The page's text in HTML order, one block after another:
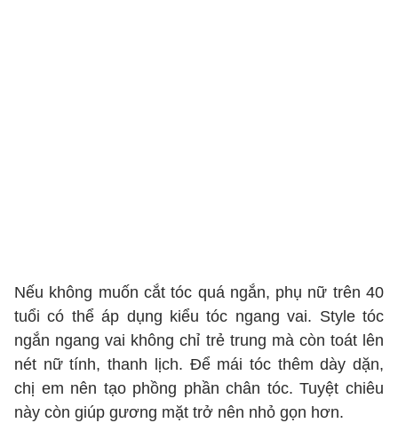
Nếu không muốn cắt tóc quá ngắn, phụ nữ trên 40
tuổi có thể áp dụng kiểu tóc ngang vai. Style tóc
ngắn ngang vai không chỉ trẻ trung mà còn toát lên
nét nữ tính, thanh lịch. Để mái tóc thêm dày dặn,
chị em nên tạo phồng phần chân tóc. Tuyệt chiêu
này còn giúp gương mặt trở nên nhỏ gọn hơn.